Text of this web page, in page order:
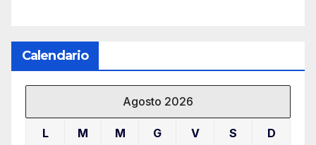
Calendario
Agosto 2026
L M M G V S D